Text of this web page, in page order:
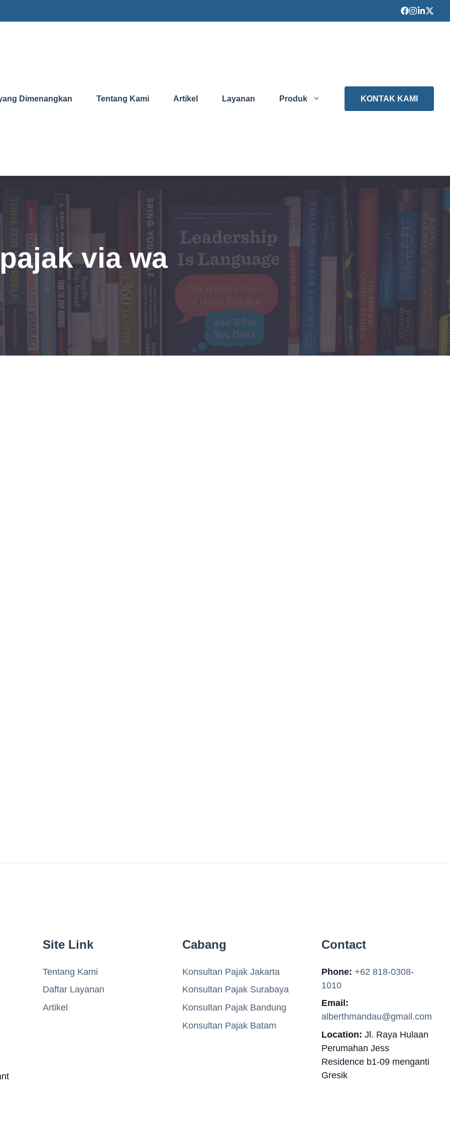
Dimenangkan Tentang Kami Artikel Layanan Produk KONTAK KAMI
via wa
Site Link
Tentang Kami
Daftar Layanan
Artikel
Cabang
Konsultan Pajak Jakarta
Konsultan Pajak Surabaya
Konsultan Pajak Bandung
Konsultan Pajak Batam
Contact
Phone: +62 818-0308-
1010
Email:
alberthmandau@gmail.com
Location: Jl. Raya Hulaan
Perumahan Jess
Residence b1-09 menganti
Gresik